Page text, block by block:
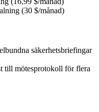
(30 $/månad)
säkerhetsbriefingar
till mötesprotokoll för flera